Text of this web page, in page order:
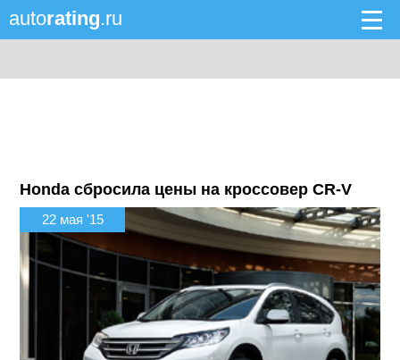
autorating.ru
Honda сбросила цены на кроссовер CR-V
22 мая '15